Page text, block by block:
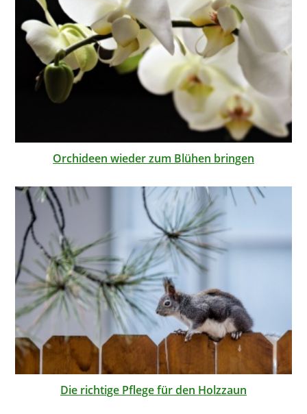
Orchideen wieder zum Blühen bringen
Die richtige Pflege für den Holzzaun